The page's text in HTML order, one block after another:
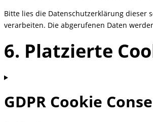
Bitte lies die Datenschutzerklärung dieser
verarbeiten. Die abgerufenen Daten
6. Platzierte
GDPR Cookie